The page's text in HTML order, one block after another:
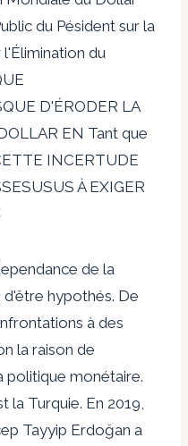
du Pésident sur la
du
D'ÉRODER LA
EN Tant que
INCERTUDE
À EXIGER
de la
hypothés. De
à des
la raison de
politique monétaire.
la Turquie. En 2019,
Tayyip Erdoğan a